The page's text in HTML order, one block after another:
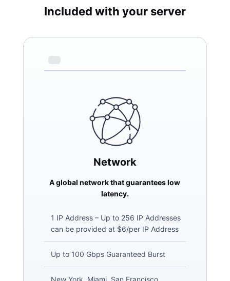
Included with your server
Network
A global network that guarantees low
latency.
1 IP Address – Up to 256 IP Addresses
can be provided at $6/per IP Address
Up to 100 Gbps Guaranteed Burst
New York, Miami, San Francisco,